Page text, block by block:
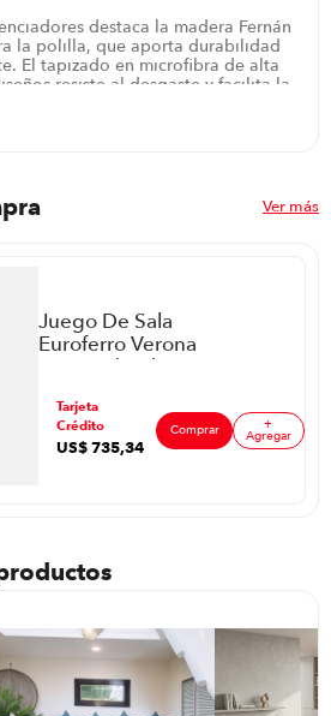
destaca la madera Fernán
la polilla, que aporta durabilidad
El tapizado en microfibra de alta
resiste al desgaste y facilita la
cómodo y estable, mientras la
uso, desde tardes de cine hasta
tardes de cine y momentos de
gracias a su distribución
que facilita conversaciones. La
respalda la tranquilidad, reforzando
que favorece la convivencia
Ver más
Juego De Sala
Euroferro Verona
P88598 | Color
Tarjeta
Crédito
US$ 735,34
Comprar +
Agregar